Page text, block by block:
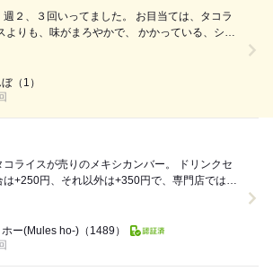
いってました。 お目当ては、タコラ
、高校野球なんか
（1）
スが売りのメキシカンバー。 ドリンクセ
は+250円、それ以外は+350円で、専門店ではな
ー(Mules ho-) （1489）